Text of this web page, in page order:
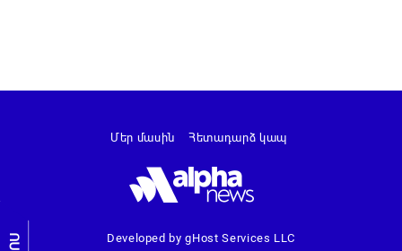
Developed by gHost Services LLC
Մեր մասին Հետադարձ կապ